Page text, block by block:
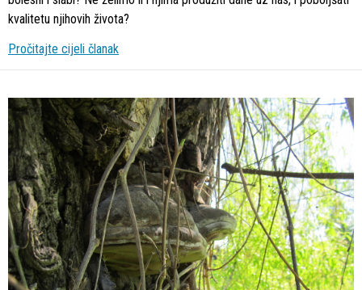
kvalitetu njihovih života?
Pročitajte cijeli članak